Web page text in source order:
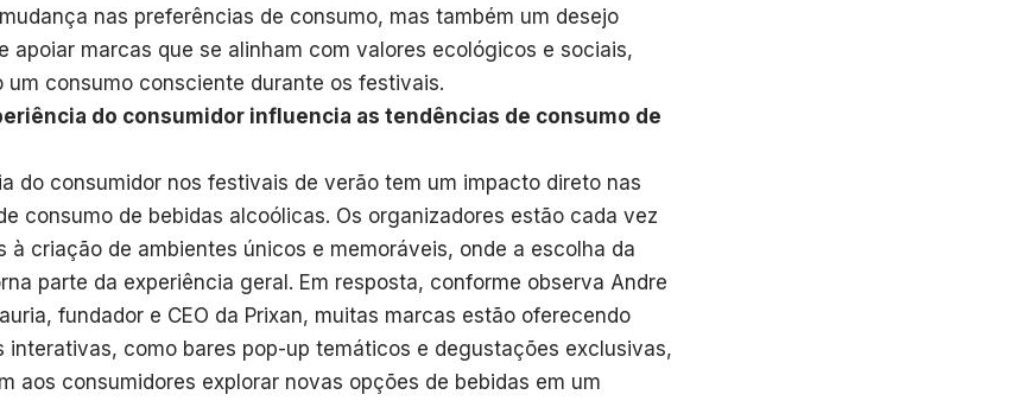
nas preferências de consumo, mas também um desejo
apoiar marcas que se alinham com valores ecológicos e sociais,
um consumo consciente durante os festivais.
do consumidor influencia as tendências de consumo de
do consumidor nos festivais de verão tem um impacto direto nas
consumo de bebidas alcoólicas. Os organizadores estão cada vez
à criação de ambientes únicos e memoráveis, onde a escolha da
parte da experiência geral. Em resposta, conforme observa Andre
fundador e CEO da Prixan, muitas marcas estão oferecendo
interativas, como bares pop-up temáticos e degustações exclusivas,
aos consumidores explorar novas opções de bebidas em um